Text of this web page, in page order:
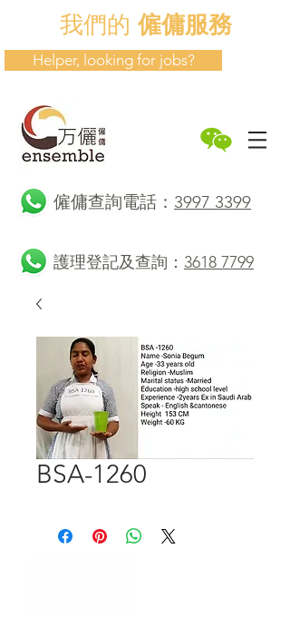
我們的僱傭服務
Helper, looking for jobs?
​僱傭查詢電話： 3997 3399
護理登記及查詢： 3618 7799
BSA-1260